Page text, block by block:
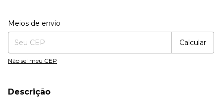
Entregas para o CEP:
Meios de envio
Calcular
Não sei meu CEP
Descrição